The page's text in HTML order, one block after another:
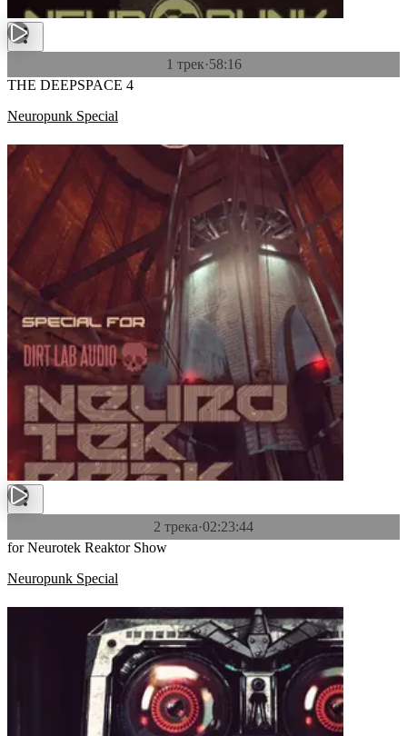
1 трек·58:16
THE DEEPSPACE 4
Neuropunk Special
2 трека·02:23:44
for Neurotek Reaktor Show
Neuropunk Special